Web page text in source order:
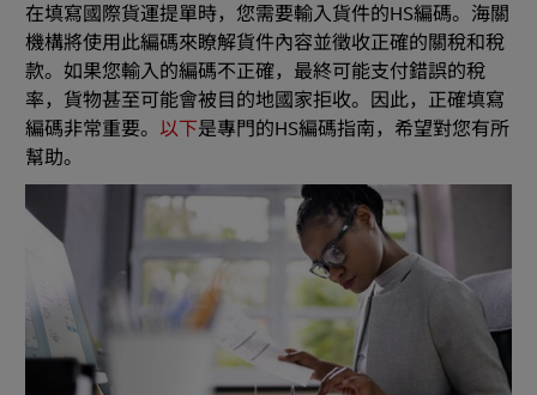
在填寫國際貨運提單時，您需要輸入貨件的HS編碼。海關
機構將使用此編碼來瞭解貨件內容並徵收正確的關稅和稅
款。如果您輸入的編碼不正確，最終可能支付錯誤的稅
率，貨物甚至可能會被目的地國家拒收。因此，正確填寫
編碼非常重要。 以下是專門的HS編碼指南，希望對您有所
幫助。